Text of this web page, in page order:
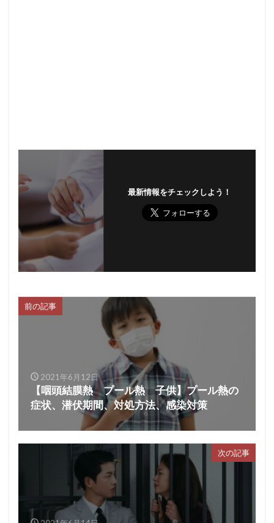
最新情報をチェックしよう！
前の記事
2021年6月12日
【咽頭結膜熱 プール熱 子供】プール熱の
症状、潜伏期間、対処方法、感染対策
次の記事